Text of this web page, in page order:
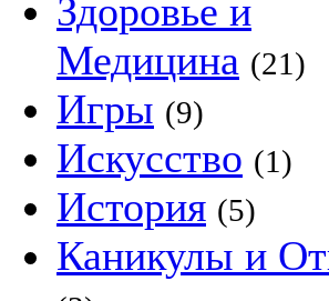
Здоровье и
Медицина (21)
Игры (9)
Искусство (1)
История (5)
Каникулы и